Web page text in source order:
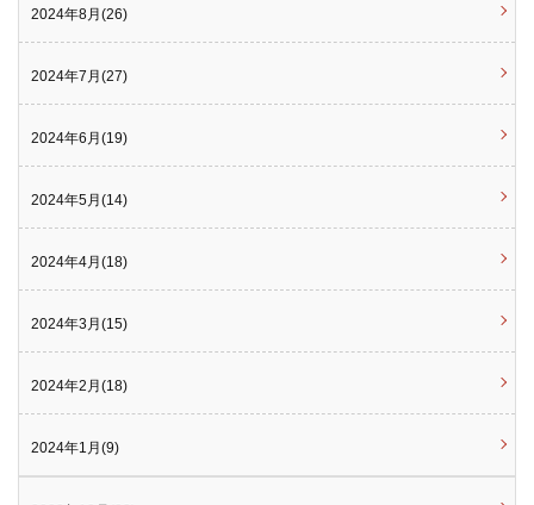
2024年8月(26)
2024年7月(27)
2024年6月(19)
2024年5月(14)
2024年4月(18)
2024年3月(15)
2024年2月(18)
2024年1月(9)